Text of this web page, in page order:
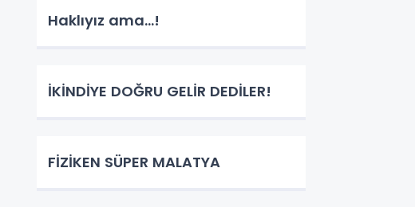
Haklıyız ama...!
İKİNDİYE DOĞRU GELİR DEDİLER!
FİZİKEN SÜPER MALATYA